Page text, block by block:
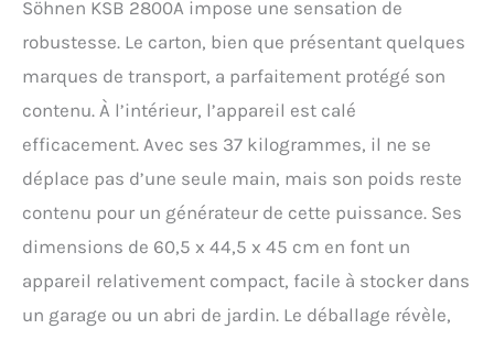
générateur a des poignées
compléter le design du
produit. Le système de
simplifié vous permet de
démarrer rapidement le
importants. Le kit de
livraison comprend deux
clé à bougie. Le panneau
de commande
ergonomique vous permet
de contrôler le générateur
Söhnen KSB 2800A impose une sensation de
robustesse. Le carton, bien que présentant quelques
marques de transport, a parfaitement protégé son
contenu. À l’intérieur, l’appareil est calé
efficacement. Avec ses 37 kilogrammes, il ne se
déplace pas d’une seule main, mais son poids reste
contenu pour un générateur de cette puissance. Ses
dimensions de 60,5 x 44,5 x 45 cm en font un
appareil relativement compact, facile à stocker dans
un garage ou un abri de jardin. Le déballage révèle,